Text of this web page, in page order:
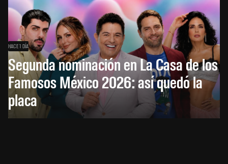
HACE 1 DÍA
Segunda nominación en La Casa de los
Famosos México 2026: así quedó la
placa